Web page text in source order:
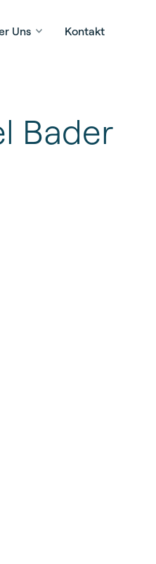
Uns Kontakt
Bader